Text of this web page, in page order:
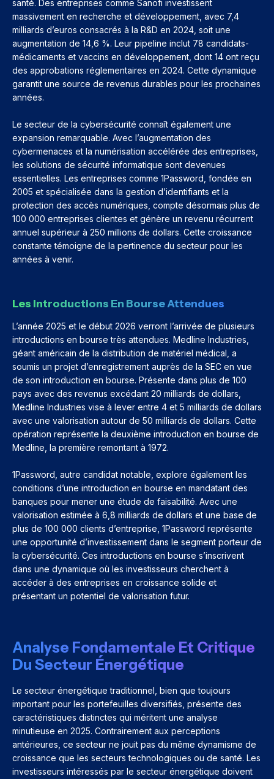
santé. Des entreprises comme Sanofi investissent
massivement en recherche et développement, avec 7,4
milliards d’euros consacrés à la R&D en 2024, soit une
augmentation de 14,6 %. Leur pipeline inclut 78 candidats-
médicaments et vaccins en développement, dont 14 ont reçu
des approbations réglementaires en 2024. Cette dynamique
garantit une source de revenus durables pour les prochaines
années.
Le secteur de la cybersécurité connaît également une
expansion remarquable. Avec l’augmentation des
cybermenaces et la numérisation accélérée des entreprises,
les solutions de sécurité informatique sont devenues
essentielles. Les entreprises comme 1Password, fondée en
2005 et spécialisée dans la gestion d’identifiants et la
protection des accès numériques, compte désormais plus de
100 000 entreprises clientes et génère un revenu récurrent
annuel supérieur à 250 millions de dollars. Cette croissance
constante témoigne de la pertinence du secteur pour les
années à venir.
Les Introductions En Bourse Attendues
L’année 2025 et le début 2026 verront l’arrivée de plusieurs
introductions en bourse très attendues. Medline Industries,
géant américain de la distribution de matériel médical, a
soumis un projet d’enregistrement auprès de la SEC en vue
de son introduction en bourse. Présente dans plus de 100
pays avec des revenus excédant 20 milliards de dollars,
Medline Industries vise à lever entre 4 et 5 milliards de dollars
avec une valorisation autour de 50 milliards de dollars. Cette
opération représente la deuxième introduction en bourse de
Medline, la première remontant à 1972.
1Password, autre candidat notable, explore également les
conditions d’une introduction en bourse en mandatant des
banques pour mener une étude de faisabilité. Avec une
valorisation estimée à 6,8 milliards de dollars et une base de
plus de 100 000 clients d’entreprise, 1Password représente
une opportunité d’investissement dans le segment porteur de
la cybersécurité. Ces introductions en bourse s’inscrivent
dans une dynamique où les investisseurs cherchent à
accéder à des entreprises en croissance solide et
présentant un potentiel de valorisation futur.
Analyse Fondamentale Et Critique
Du Secteur Énergétique
Le secteur énergétique traditionnel, bien que toujours
important pour les portefeuilles diversifiés, présente des
caractéristiques distinctes qui méritent une analyse
minutieuse en 2025. Contrairement aux perceptions
antérieures, ce secteur ne jouit pas du même dynamisme de
croissance que les secteurs technologiques ou de santé. Les
investisseurs intéressés par le secteur énergétique doivent